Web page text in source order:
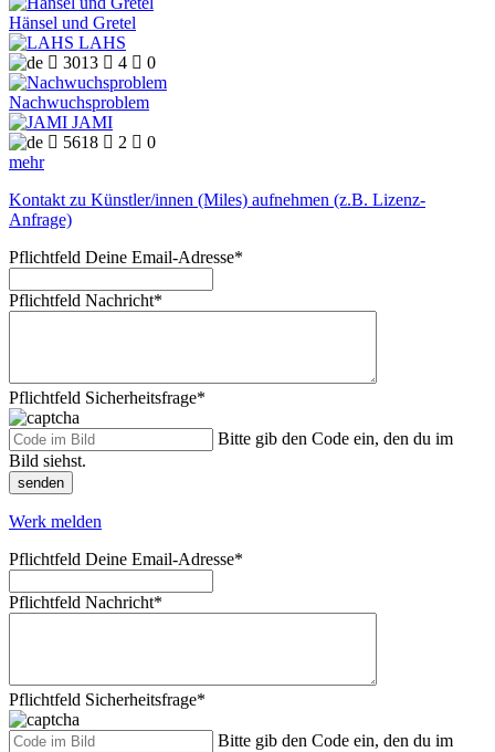
Hänsel und Gretel
LAHS
 3013  4  0
Nachwuchsproblem
JAMI
 5618  2  0
mehr
Kontakt zu Künstler/innen (Miles) aufnehmen (z.B. Lizenz-
Anfrage)
Pflichtfeld Deine Email-Adresse*
Pflichtfeld Nachricht*
Pflichtfeld Sicherheitsfrage*
Bitte gib den Code ein, den du im
Bild siehst.
senden
Werk melden
Pflichtfeld Deine Email-Adresse*
Pflichtfeld Nachricht*
Pflichtfeld Sicherheitsfrage*
Bitte gib den Code ein, den du im